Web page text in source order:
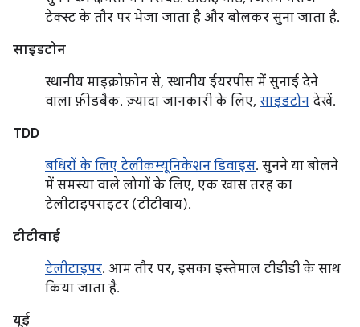
टेक्स्ट के तौर पर भेजा जाता है और बोलकर सुना जाता है.
साइडटोन
स्थानीय माइक्रोफ़ोन से, स्थानीय ईयरपीस में सुनाई देने
वाला फ़ीडबैक. ज़्यादा जानकारी के लिए, साइडटोन देखें.
TDD
बधिरों के लिए टेलीकम्यूनिकेशन डिवाइस. सुनने या बोलने
में समस्या वाले लोगों के लिए, एक खास तरह का
टेलीटाइपराइटर (टीटीवाय).
टीटीवाई
टेलीटाइपर. आम तौर पर, इसका इस्तेमाल टीडीडी के साथ
किया जाता है.
यूई